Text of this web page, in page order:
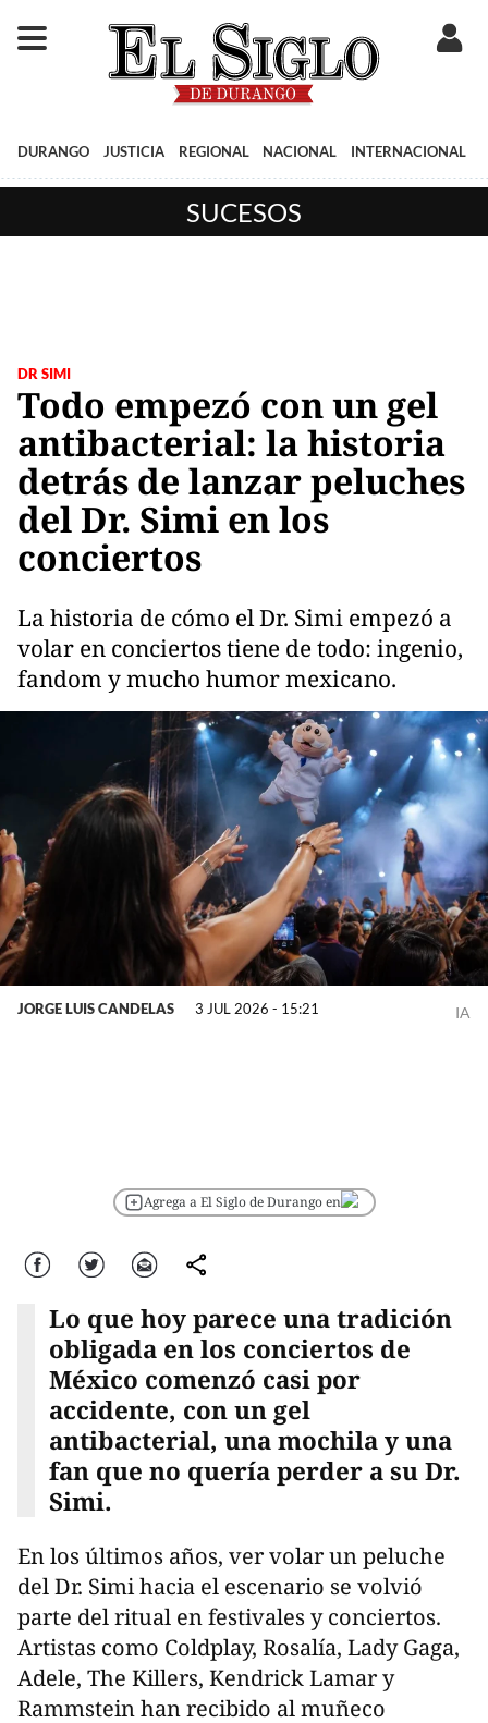
DURANGO JUSTICIA REGIONAL NACIONAL INTERNACIONAL
SUCESOS
DR SIMI
Todo empezó con un gel
antibacterial: la historia
detrás de lanzar peluches
del Dr. Simi en los
conciertos
La historia de cómo el Dr. Simi empezó a
volar en conciertos tiene de todo: ingenio,
fandom y mucho humor mexicano.
IA
JORGE LUIS CANDELAS 3 JUL 2026 - 15:21
Agrega a El Siglo de Durango en
Facebook Twitter Correo comparte
Lo que hoy parece una tradición
obligada en los conciertos de
México comenzó casi por
accidente, con un gel
antibacterial, una mochila y una
fan que no quería perder a su Dr.
Simi.
En los últimos años, ver volar un peluche
del Dr. Simi hacia el escenario se volvió
parte del ritual en festivales y conciertos.
Artistas como Coldplay, Rosalía, Lady Gaga,
Adele, The Killers, Kendrick Lamar y
Rammstein han recibido al muñeco